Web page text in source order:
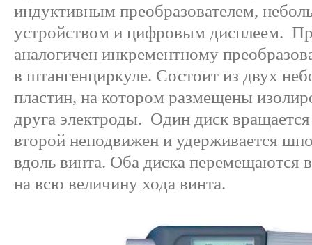
индуктивным преобразователем,
устройством и цифровым дисплеем.
аналогичен инкрементному
в штангенциркуле. Состоит из двух
пластин, на котором размещены
друга электроды. Один диск
второй неподвижен и удерживается
вдоль винта. Оба диска перемещаются
на всю величину хода винта.